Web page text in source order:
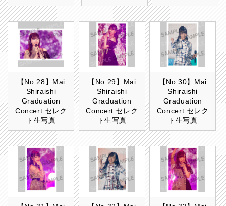
【No.28】Mai
Shiraishi
Graduation
Concert セレク
ト生写真
【No.29】Mai
Shiraishi
Graduation
Concert セレク
ト生写真
【No.30】Mai
Shiraishi
Graduation
Concert セレク
ト生写真